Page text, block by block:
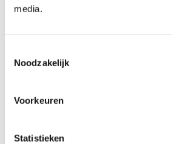
media.
Noodzakelijk
Voorkeuren
Statistieken
Kenteken *